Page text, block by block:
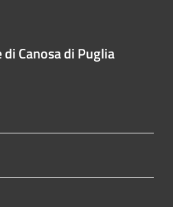
di Canosa di Puglia